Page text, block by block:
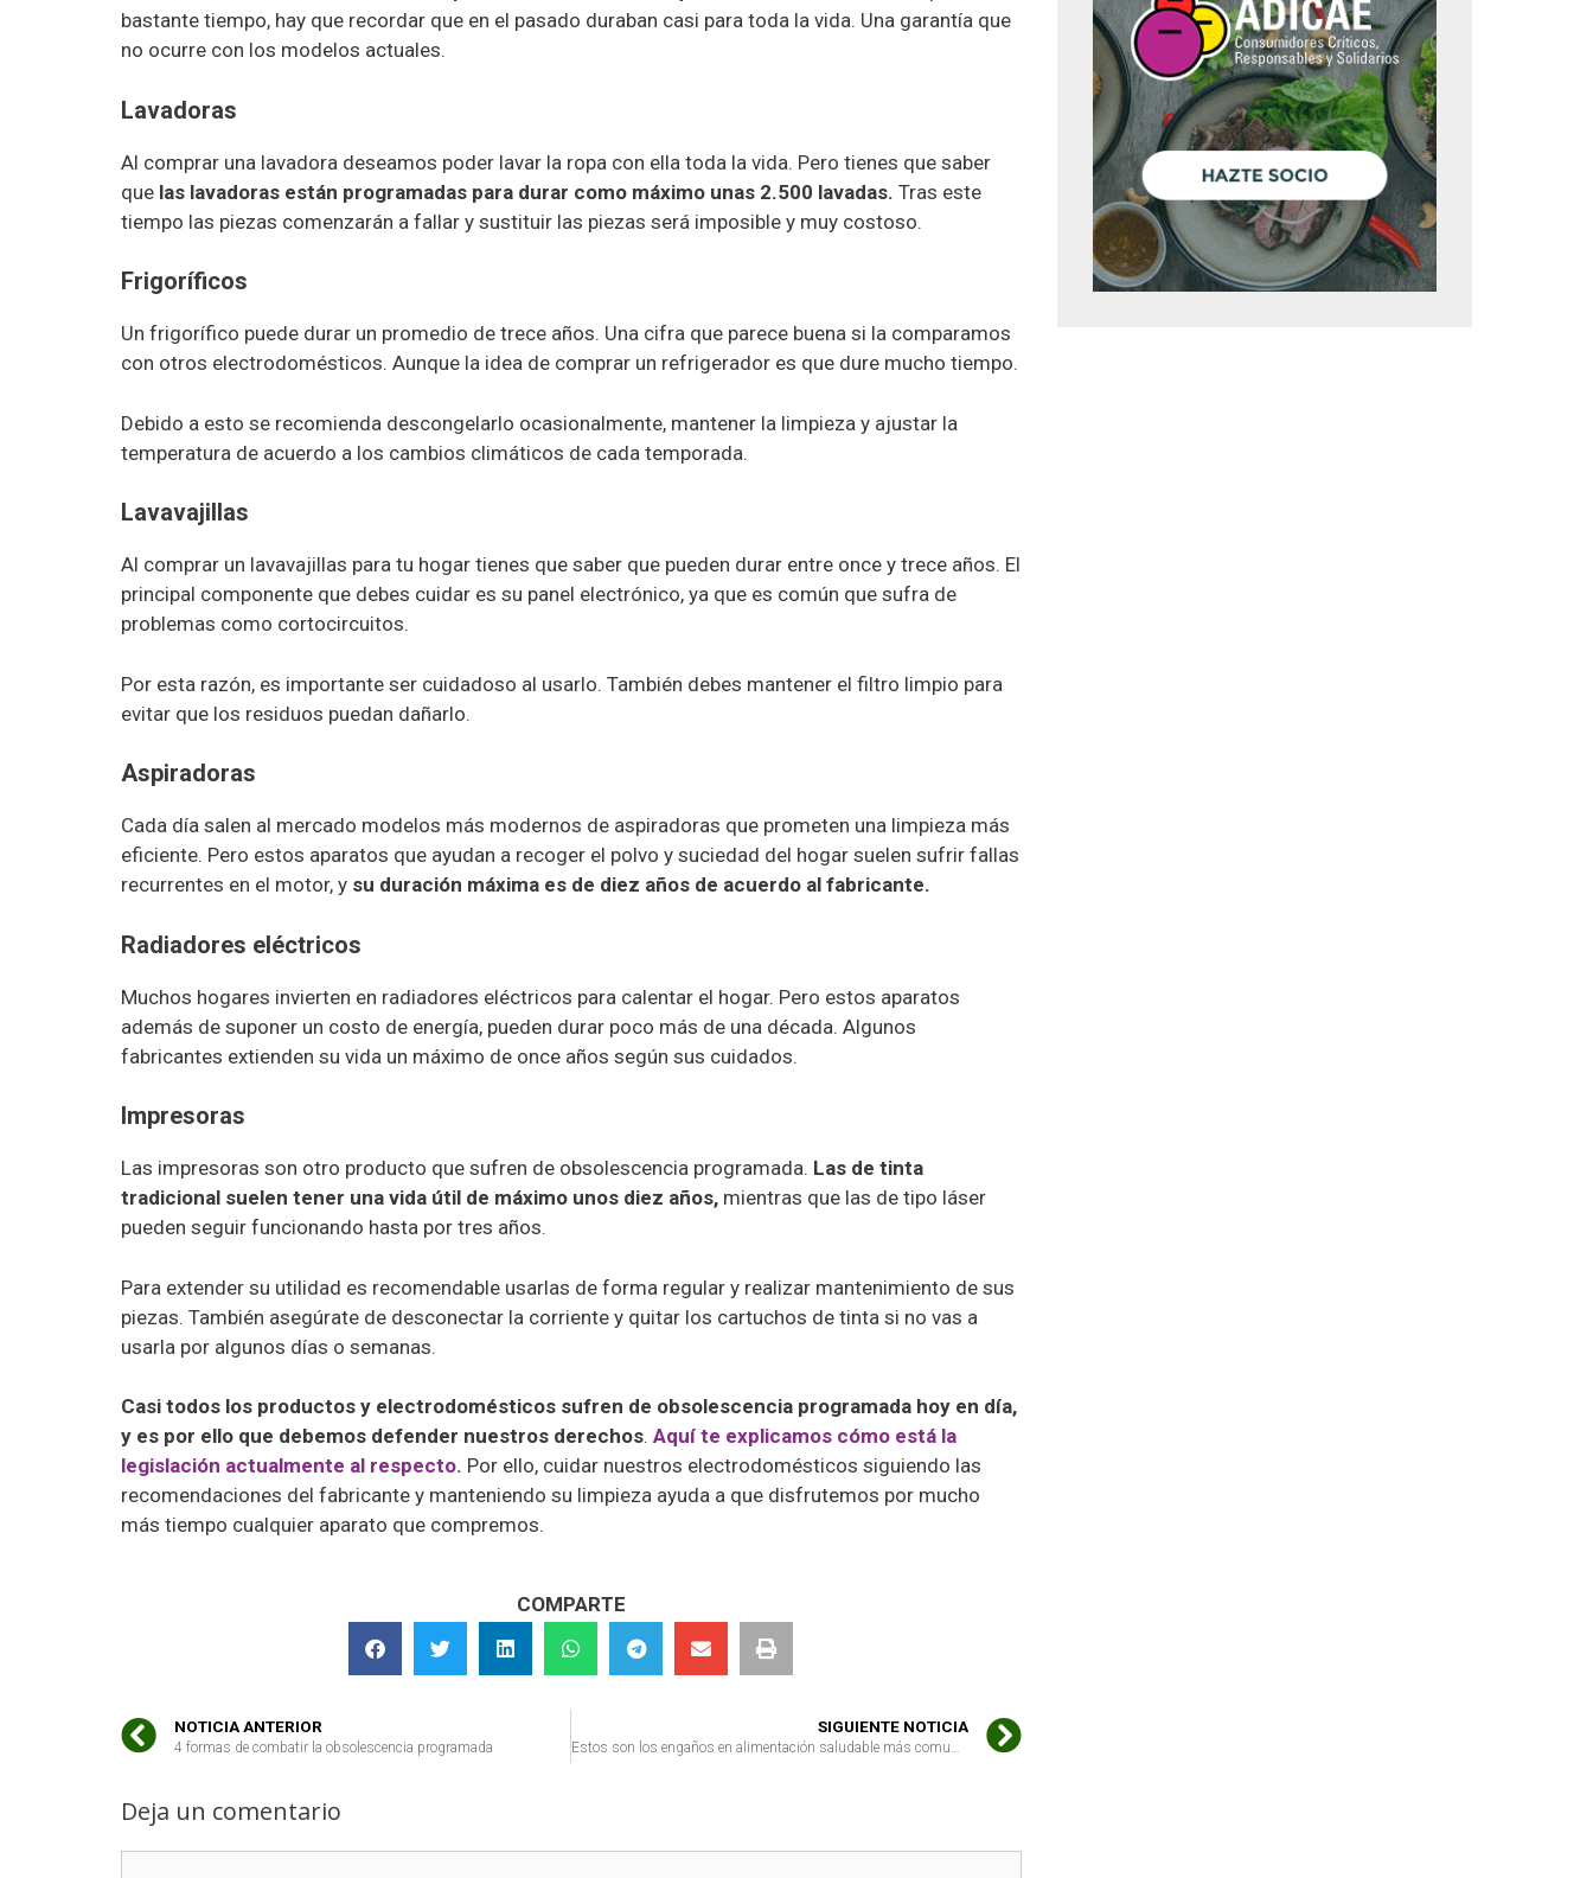
bastante tiempo, hay que recordar que en el pasado duraban casi para toda la vida. Una garantía que
no ocurre con los modelos actuales.
Lavadoras
Al comprar una lavadora deseamos poder lavar la ropa con ella toda la vida. Pero tienes que saber
que las lavadoras están programadas para durar como máximo unas 2.500 lavadas. Tras este
tiempo las piezas comenzarán a fallar y sustituir las piezas será imposible y muy costoso.
Frigoríficos
Un frigorífico puede durar un promedio de trece años. Una cifra que parece buena si la comparamos
con otros electrodomésticos. Aunque la idea de comprar un refrigerador es que dure mucho tiempo.
Debido a esto se recomienda descongelarlo ocasionalmente, mantener la limpieza y ajustar la
temperatura de acuerdo a los cambios climáticos de cada temporada.
Lavavajillas
Al comprar un lavavajillas para tu hogar tienes que saber que pueden durar entre once y trece años. El
principal componente que debes cuidar es su panel electrónico, ya que es común que sufra de
problemas como cortocircuitos.
Por esta razón, es importante ser cuidadoso al usarlo. También debes mantener el filtro limpio para
evitar que los residuos puedan dañarlo.
Aspiradoras
Cada día salen al mercado modelos más modernos de aspiradoras que prometen una limpieza más
eficiente. Pero estos aparatos que ayudan a recoger el polvo y suciedad del hogar suelen sufrir fallas
recurrentes en el motor, y su duración máxima es de diez años de acuerdo al fabricante.
Radiadores eléctricos
Muchos hogares invierten en radiadores eléctricos para calentar el hogar. Pero estos aparatos
además de suponer un costo de energía, pueden durar poco más de una década. Algunos
fabricantes extienden su vida un máximo de once años según sus cuidados.
Impresoras
Las impresoras son otro producto que sufren de obsolescencia programada. Las de tinta
tradicional suelen tener una vida útil de máximo unos diez años, mientras que las de tipo láser
pueden seguir funcionando hasta por tres años.
Para extender su utilidad es recomendable usarlas de forma regular y realizar mantenimiento de sus
piezas. También asegúrate de desconectar la corriente y quitar los cartuchos de tinta si no vas a
usarla por algunos días o semanas.
Casi todos los productos y electrodomésticos sufren de obsolescencia programada hoy en día,
y es por ello que debemos defender nuestros derechos. Aquí te explicamos cómo está la
legislación actualmente al respecto. Por ello, cuidar nuestros electrodomésticos siguiendo las
recomendaciones del fabricante y manteniendo su limpieza ayuda a que disfrutemos por mucho
más tiempo cualquier aparato que compremos.
COMPARTE
NOTICIA ANTERIOR
4 formas de combatir la obsolescencia programada
SIGUIENTE NOTICIA
Estos son los engaños en alimentación saludable más comunes y cómo detectarlos
Deja un comentario